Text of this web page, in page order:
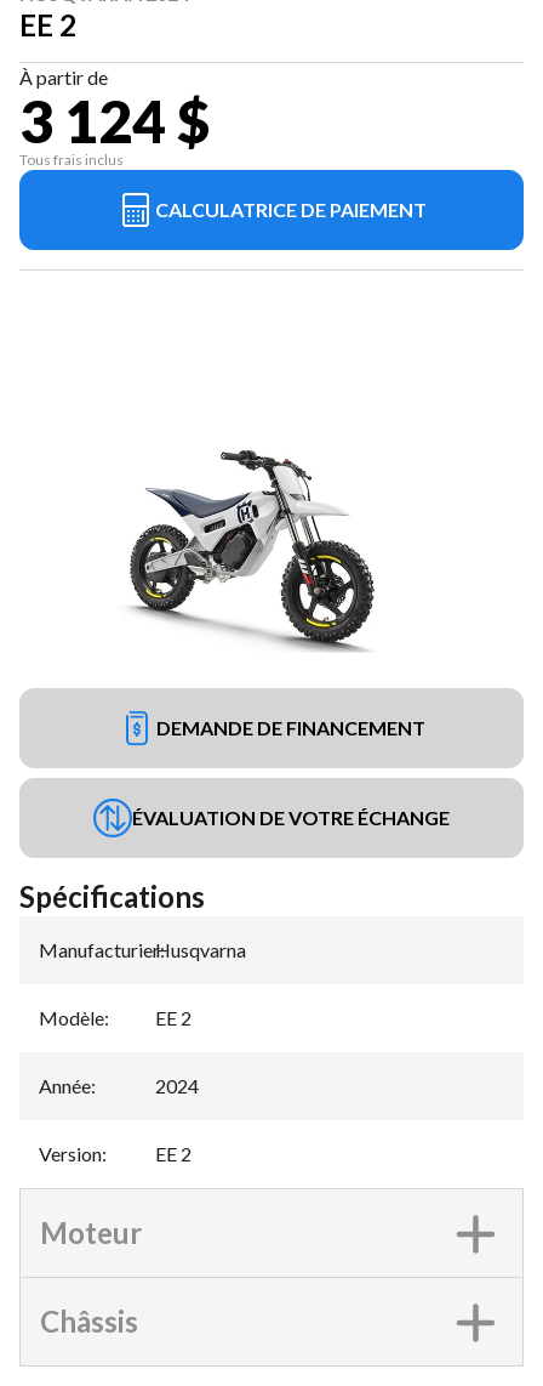
EE 2
À partir de
3 124 $
Tous frais inclus
CALCULATRICE DE PAIEMENT
DEMANDE DE FINANCEMENT
ÉVALUATION DE VOTRE ÉCHANGE
Spécifications
Manufacturier:
Husqvarna
Modèle: EE 2
Année: 2024
Version: EE 2
Moteur
Châssis